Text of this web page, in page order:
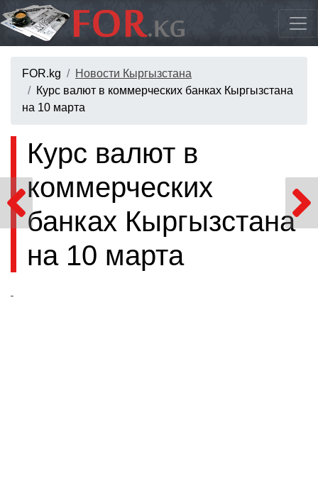
FOR.kg
Новости Кыргызстана
Курс валют в коммерческих банках Кыргызстана
на 10 марта
Курс валют в
коммерческих
банках Кыргызстана
на 10 марта